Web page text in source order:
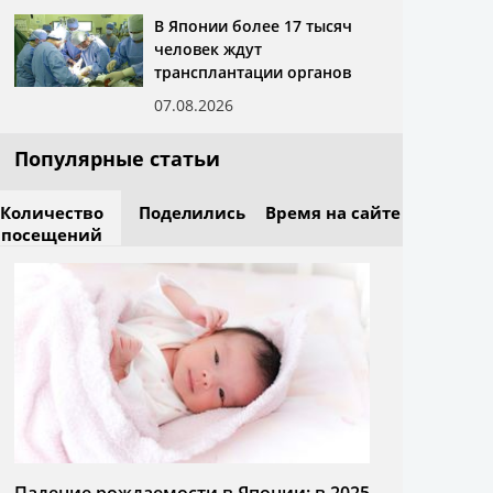
В Японии более 17 тысяч
человек ждут
трансплантации органов
07.08.2026
Популярные статьи
Количество
посещений
Поделились Время на сайте